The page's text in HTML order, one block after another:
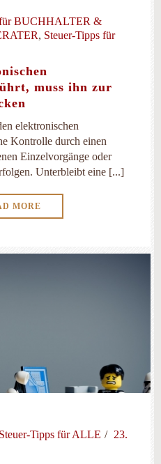
BUCHHALTER &
, Steuer-Tipps für
muss ihn zur
elektronischen
Kontrolle durch einen
Einzelvorgänge oder
Unterbleibt eine [...]
MORE
Steuer-Tipps für ALLE
23.